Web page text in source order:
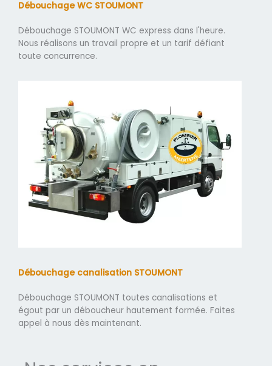
Débouchage WC STOUMONT
Débouchage STOUMONT WC express dans l'heure.
Nous réalisons un travail propre et un tarif défiant
toute concurrence.
Débouchage canalisation STOUMONT
Débouchage STOUMONT toutes canalisations et
égout par un déboucheur hautement formée. Faites
appel à nous dès maintenant.